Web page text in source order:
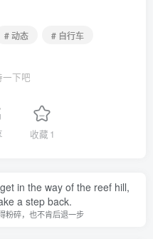
# 动态 # 自行车
下吧
收藏 1
in the way of the reef hill,
a step back.
粉碎，也不肯后退一步